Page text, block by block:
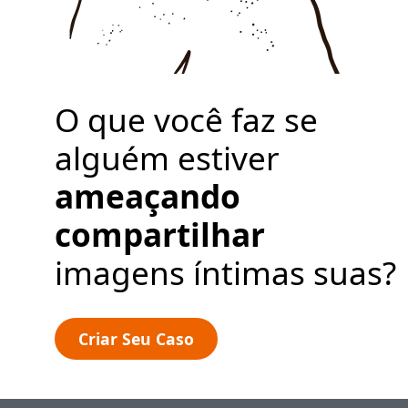
Política de Privacidade
O que você faz se
alguém estiver
ameaçando
compartilhar
imagens íntimas suas?
Criar Seu Caso